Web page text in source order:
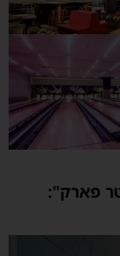
פארק":